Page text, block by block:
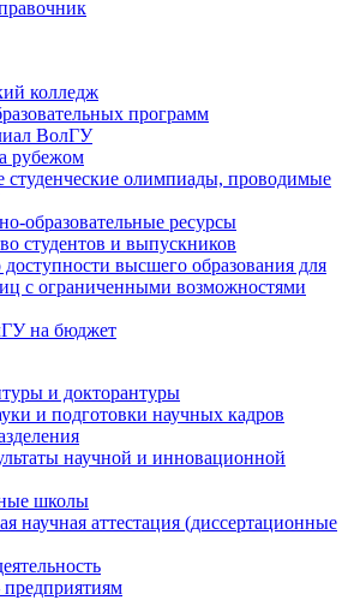
колледж
программ
ВолГУ
рубежом
студенческие олимпиады, проводимые
образовательные ресурсы
студентов и выпускников
высшего образования для
с ограниченными возможностями
на бюджет
и докторантуры
и подготовки научных кадров
научной и инновационной
школы
научная аттестация (диссертационные
предприятиям